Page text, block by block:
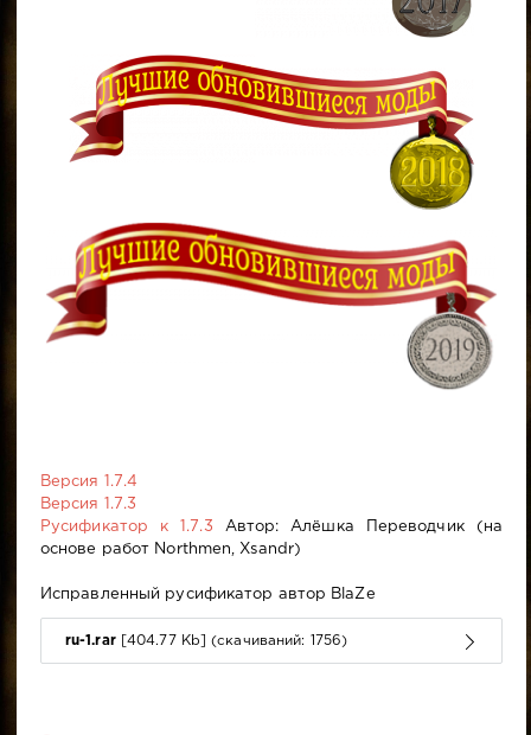
Версия 1.7.4
Версия 1.7.3
Русификатор к 1.7.3 Автор: Алёшка Переводчик (на
основе работ Northmen, Xsandr)
Исправленный русификатор автор BlaZe
ru-1.rar[404.77 Kb] (cкачиваний: 1756)